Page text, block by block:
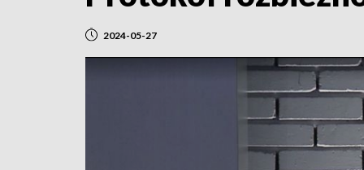
2024-05-27